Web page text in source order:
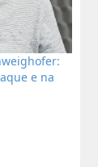
e na